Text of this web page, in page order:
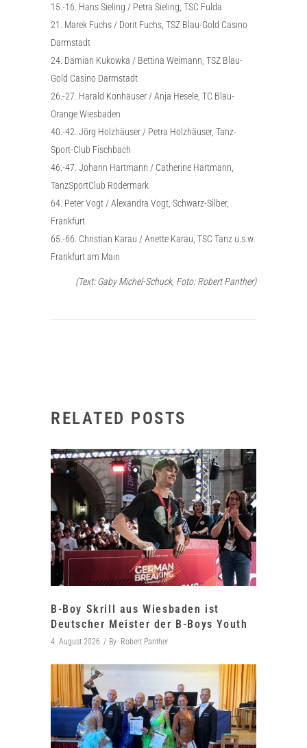
15.-16. Hans Sieling / Petra Sieling, TSC Fulda
21. Marek Fuchs / Dorit Fuchs, TSZ Blau-Gold Casino
Darmstadt
24. Damian Kukowka / Bettina Weimann, TSZ Blau-
Gold Casino Darmstadt
26.-27. Harald Konhäuser / Anja Hesele, TC Blau-
Orange Wiesbaden
40.-42. Jörg Holzhäuser / Petra Holzhäuser, Tanz-
Sport-Club Fischbach
46.-47. Johann Hartmann / Catherine Hartmann,
TanzSportClub Rödermark
64. Peter Vogt / Alexandra Vogt, Schwarz-Silber,
Frankfurt
65.-66. Christian Karau / Anette Karau, TSC Tanz u.s.w.
Frankfurt am Main
(Text: Gaby Michel-Schuck, Foto: Robert Panther)
RELATED POSTS
B-Boy Skrill aus Wiesbaden ist
Deutscher Meister der B-Boys Youth
4. August 2026 By Robert Panther